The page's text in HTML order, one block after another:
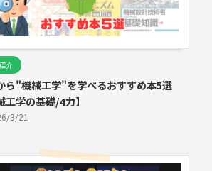
介
ら"機械工学"を学べるおすすめ本5選
工学の基礎/4力】
3/21